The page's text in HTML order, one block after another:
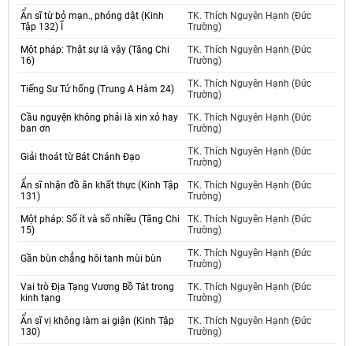
Ẩn sĩ từ bỏ mạn., phóng dật (Kinh
Tập 132) Ĩ
TK. Thích Nguyên Hạnh (Đức
Trường)
Một pháp: Thật sự là vậy (Tăng Chi
16)
TK. Thích Nguyên Hạnh (Đức
Trường)
Tiếng Sư Tử hống (Trung A Hàm 24)
TK. Thích Nguyên Hạnh (Đức
Trường)
Cầu nguyện không phải là xin xỏ hay
ban ơn
TK. Thích Nguyên Hạnh (Đức
Trường)
Giải thoát từ Bát Chánh Đạo
TK. Thích Nguyên Hạnh (Đức
Trường)
Ẩn sĩ nhận đồ ăn khất thực (Kinh Tập
131)
TK. Thích Nguyên Hạnh (Đức
Trường)
Một pháp: Số ít và số nhiều (Tăng Chi
15)
TK. Thích Nguyên Hạnh (Đức
Trường)
Gần bùn chẳng hôi tanh mùi bùn
TK. Thích Nguyên Hạnh (Đức
Trường)
Vai trò Địa Tạng Vương Bồ Tát trong
kinh tạng
TK. Thích Nguyên Hạnh (Đức
Trường)
Ẩn sĩ vị không làm ai giận (Kinh Tập
130)
TK. Thích Nguyên Hạnh (Đức
Trường)